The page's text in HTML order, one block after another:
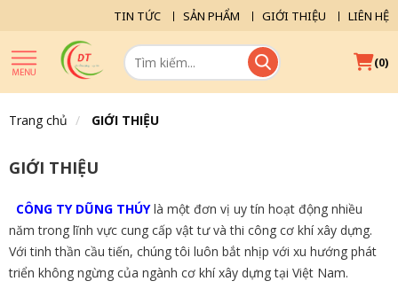
TIN TỨC SẢN PHẨM GIỚI THIỆU LIÊN HỆ
(0)
Trang chủ GIỚI THIỆU
GIỚI THIỆU
CÔNG TY DŨNG THÚYlà một đơn vị uy tín hoạt động nhiều
năm trong lĩnh vực cung cấp vật tư và thi công cơ khí xây dựng.
Với tinh thần cầu tiến, chúng tôi luôn bắt nhịp với xu hướng phát
triển không ngừng của ngành cơ khí xây dựng tại Việt Nam.